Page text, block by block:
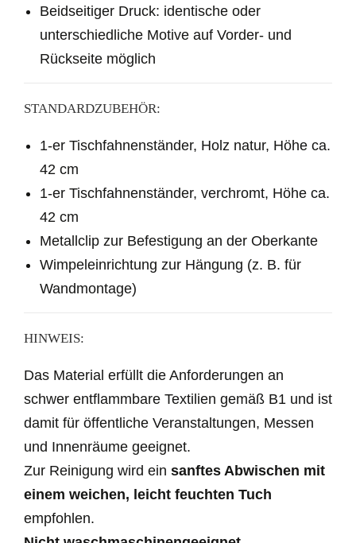
Beidseitiger Druck: identische oder
unterschiedliche Motive auf Vorder- und
Rückseite möglich
STANDARDZUBEHÖR:
1-er Tischfahnenständer, Holz natur, Höhe ca.
42 cm
1-er Tischfahnenständer, verchromt, Höhe ca.
42 cm
Metallclip zur Befestigung an der Oberkante
Wimpeleinrichtung zur Hängung (z. B. für
Wandmontage)
HINWEIS:
Das Material erfüllt die Anforderungen an
schwer entflammbare Textilien gemäß B1 und ist
damit für öffentliche Veranstaltungen, Messen
und Innenräume geeignet.
Zur Reinigung wird ein sanftes Abwischen mit
einem weichen, leicht feuchten Tuch
empfohlen.